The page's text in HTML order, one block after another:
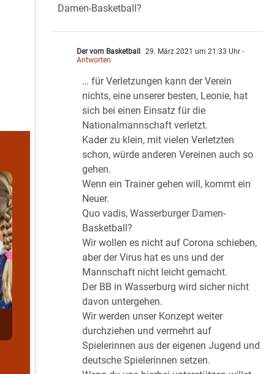
Damen-Basketball?
Der vom Basketball 29. März 2021 um 21:33 Uhr -
Antworten
… für Verletzungen kann der Verein
nichts, eine unserer besten, Leonie, hat
sich bei einen Einsatz für die
Nationalmannschaft verletzt.
Kader zu klein, mit vielen Verletzten
schon, würde anderen Vereinen auch so
gehen.
Wenn ein Trainer gehen will, kommt ein
Neuer.
Quo vadis, Wasserburger Damen-
Basketball?
Wir wollen es nicht auf Corona schieben,
aber der Virus hat es uns und der
Mannschaft nicht leicht gemacht.
Der BB in Wasserburg wird sicher nicht
davon untergehen.
Wir werden unser Konzept weiter
durchziehen und vermehrt auf
Spielerinnen aus der eigenen Jugend und
deutsche Spielerinnen setzen.